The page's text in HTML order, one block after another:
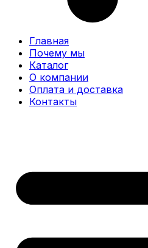
Главная
Почему мы
Каталог
О компании
Оплата и доставка
Контакты